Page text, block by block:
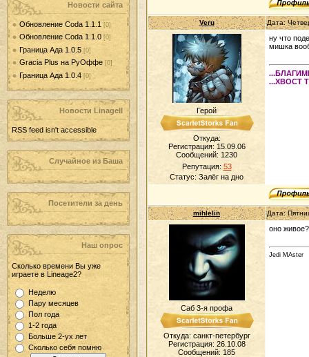
Новости сайта
Обновление Coda 1.1.1 [0]
Обновление Coda 1.1.0 [0]
Граница Ада 1.0.5 [0]
Gracia Plus на РуОффе [0]
Граница Ада 1.0.4 [0]
Новости LinageII
RSS feed isn't accessible
Случайное из Баша
Посетители за день
Наш опрос
Сколько времени Вы уже
играете в Lineage2?
Неделю
Пару месяцев
Пол года
1-2 года
Больше 2-ух лет
Сколько себя помню
Veru Дата:
Герой
Откуда:
Регистрация: 15.09.06
Сообщений: 1230
Репутация: 53
Статус: Залёг на дно
ну что
мишка
...ХВОСТ
mihlelin Дата:
Саб 3-я профа
Откуда: санкт-петербург
Регистрация: 26.10.08
Сообщений: 185
оно
Jedi MAster